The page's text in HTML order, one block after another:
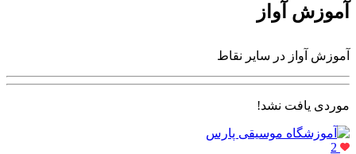
آموزش آواز
آموزش آواز در سایر نقاط
موردی یافت نشد!
2